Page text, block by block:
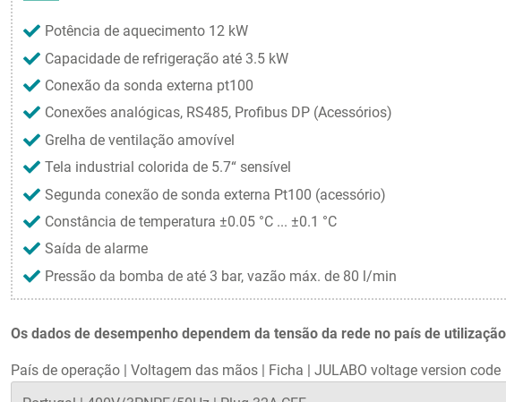
Os dados de desempenho dependem da tensão da rede no país de
País de operação | Voltagem das mãos | Ficha | JULABO voltage version code
Potência de aquecimento 12 kW
Capacidade de refrigeração até 3.5 kW
Conexão da sonda externa pt100
Conexões analógicas, RS485, Profibus DP (Acessórios)
Grelha de ventilação amovível
Tela industrial colorida de 5.7“ sensível
Segunda conexão de sonda externa Pt100 (acessório)
Constância de temperatura ±0.05 °C ... ±0.1 °C
Saída de alarme
Pressão da bomba de até 3 bar, vazão máx. de 80 l/min